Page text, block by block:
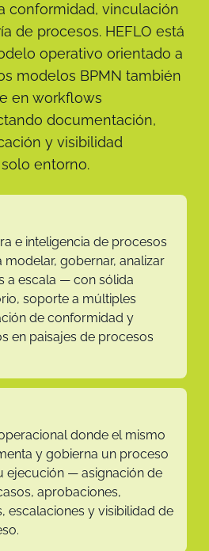
conformidad, vinculación
de procesos. HEFLO está
operativo orientado a
modelos BPMN también
en workflows
documentación,
y visibilidad
entorno.
e inteligencia de procesos
gobernar, analizar
a escala — con sólida
soporte a múltiples
de conformidad y
en paisajes de procesos
donde el mismo
y gobierna un proceso
ejecución — asignación de
aprobaciones,
escalaciones y visibilidad de